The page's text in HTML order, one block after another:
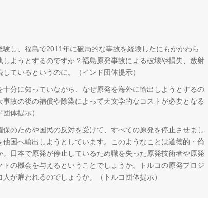
し、福島で2011年に破局的な事故を経験したにもかかわら
ようとするのですか？福島原発事故による破壊や損失、放射
ているというのに。（インド団体提示）
分に知っていながら、なぜ原発を海外に輸出しようとするの
故の後の補償や除染によって天文学的なコストが必要となる
体提示）
のためや国民の反対を受けて、すべての原発を停止させまし
国へ輸出しようとしています。このようなことは道徳的・倫
日本で原発が停止しているため職を失った原発技術者や原発
の機会を与えるということでしょうか。トルコの原発プロジ
が雇われるのでしょうか。（トルコ団体提示）